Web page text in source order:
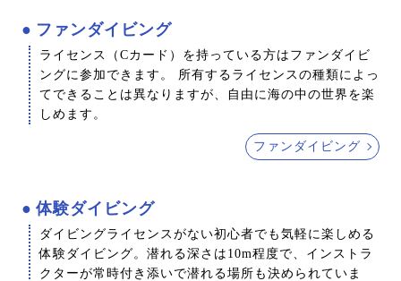
ファンダイビング
ライセンス（Cカード）を持っている方はファンダイビ
ングに参加できます。 所有するライセンスの種類によっ
てできることは異なりますが、自由に海の中の世界を楽
しめます。
ファンダイビング
体験ダイビング
ダイビングライセンスがない初心者でも気軽に楽しめる
体験ダイビング。潜れる深さは10m程度で、インストラ
クターが常時付き添いで潜れる場所も決められていま